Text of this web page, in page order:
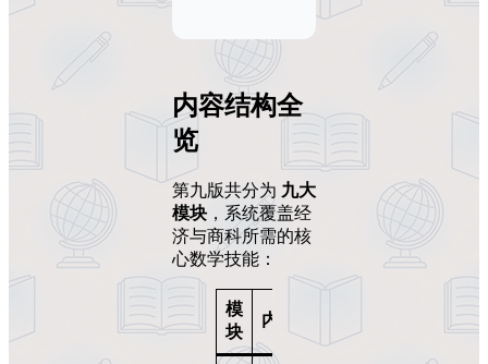
内容结构全
览
第九版共分为 九大
模块 ，系统覆盖经
济与商科所需的核
心数学技能：
模
块
内容
示例